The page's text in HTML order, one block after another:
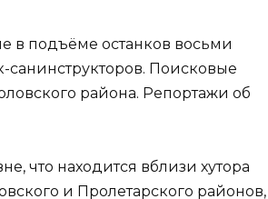
в подъёме останков восьми
Поисковые
района. Репортажи об
что находится вблизи хутора
и Пролетарского районов,